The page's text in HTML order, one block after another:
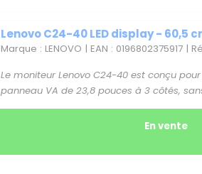
Lenovo C24-40 LED display - 60,5
Marque : LENOVO | EAN : 0196802375917 |
Le moniteur Lenovo C24-40 est conçu
panneau VA de 23,8 pouces à 3 côtés,
En vente